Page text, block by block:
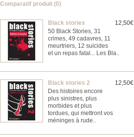
Comparatif produit (0)
12,50€
Black stories
50 Black Stories, 31
crimes, 49 cadavres, 11
meurtriers, 12 suicides
et un repas fatal... Les Bla..
12,50€
Black stories 2
Des histoires encore
plus sinistres, plus
morbides et plus
tordues, qui mettront vos
méninges à rude..